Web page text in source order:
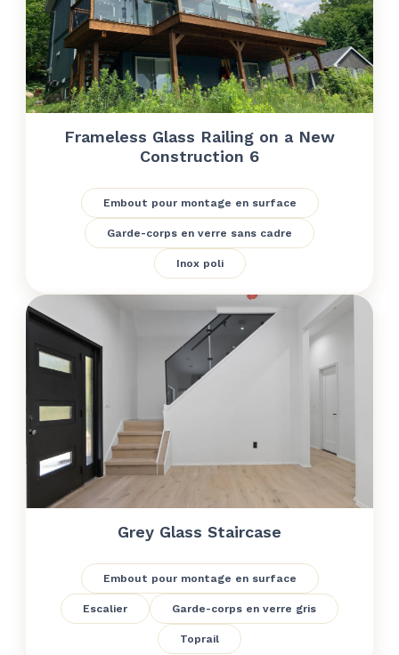
Frameless Glass Railing on a New
Construction 6
Embout pour montage en surface
Garde-corps en verre sans cadre
Inox poli
Grey Glass Staircase
Embout pour montage en surface
Escalier Garde-corps en verre gris
Toprail